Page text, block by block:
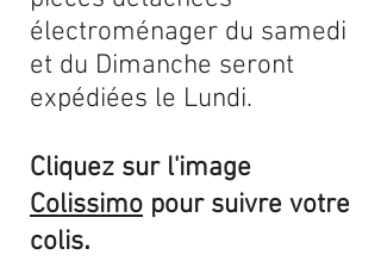
électroménager du samedi
et du Dimanche seront
expédiées le Lundi.
Cliquez sur l'image
Colissimo pour suivre votre
colis.